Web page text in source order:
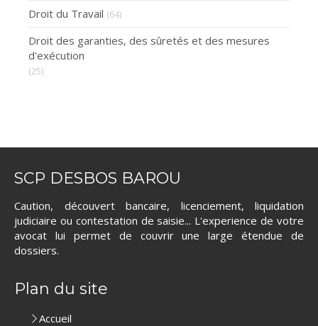
Droit du Travail (64)
Droit des garanties, des sûretés et des mesures
d'exécution
(25)
SCP DESBOS BAROU
Caution, découvert bancaire, licenciement, liquidation
judiciaire ou contestation de saisie... L'experience de votre
avocat lui permet de couvrir une large étendue de
dossiers.
Plan du site
Accueil